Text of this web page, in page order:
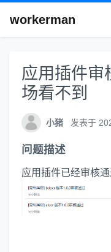
workerman
应用插件审
场看不到
小猪 发表于
问题描述
应用插件已经审核